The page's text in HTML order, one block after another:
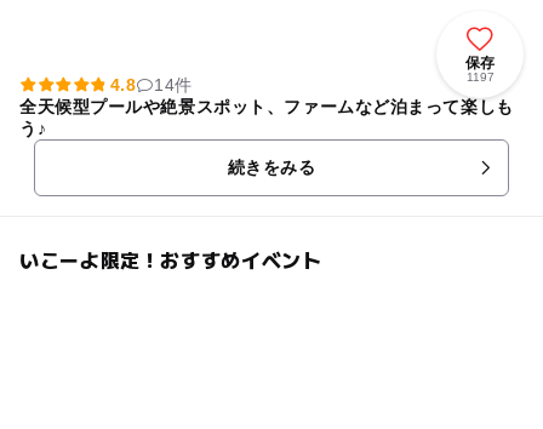
保存
1197
4.8
14件
全天候型プールや絶景スポット、ファームなど泊まって楽しも
う♪
続きをみる
いこーよ限定！おすすめイベント